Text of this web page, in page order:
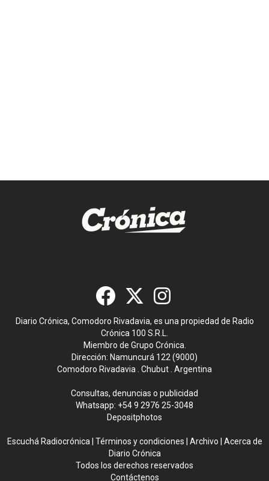
Diario Crónica, Comodoro Rivadavia, es una propiedad de Radio
Crónica 100 S.R.L.
Miembro de Grupo Crónica.
Dirección: Namuncurá 122 (9000)
Comodoro Rivadavia . Chubut . Argentina
Consultas, denuncias o publicidad
Whatsapp: +54 9 2976 25-3048
Depositphotos
Escuchá Radiocrónica Términos y condiciones Archivo
Acerca de
Diario Crónica
Todos los derechos reservados
Contáctenos